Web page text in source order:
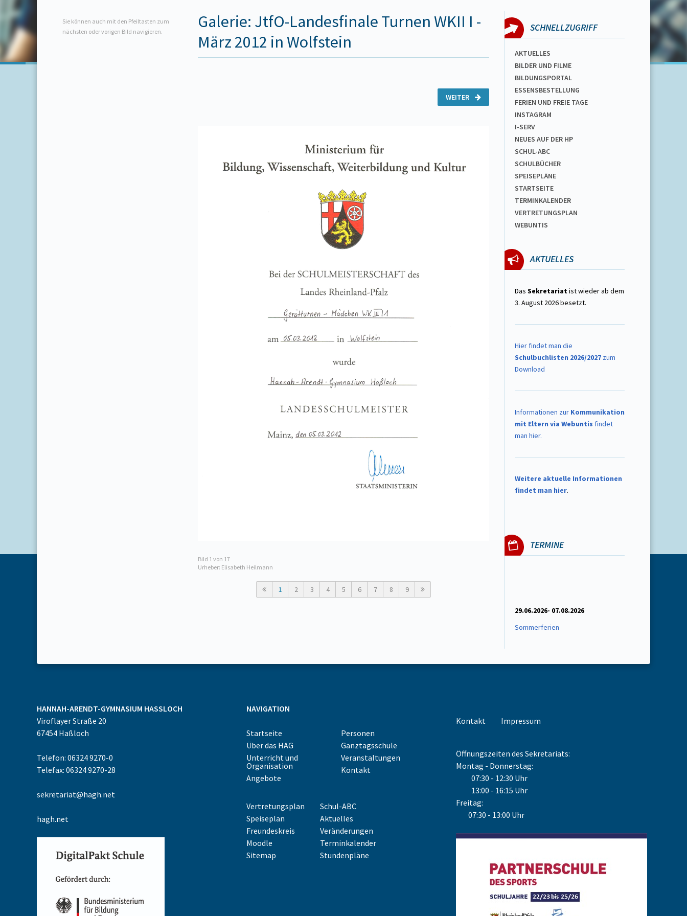
Sie können auch mit den Pfeiltasten zum
nächsten oder vorigen Bild navigieren.
Galerie: JtfO-Landesfinale Turnen WKII I -
März 2012 in Wolfstein
WEITER
Bild 1 von 17
Urheber: Elisabeth Heilmann
1 2 3 4 5 6 7 8 9
SCHNELLZUGRIFF
AKTUELLES
BILDER UND FILME
BILDUNGSPORTAL
ESSENSBESTELLUNG
FERIEN UND FREIE TAGE
INSTAGRAM
I-SERV
NEUES AUF DER HP
SCHUL-ABC
SCHULBÜCHER
SPEISEPLÄNE
STARTSEITE
TERMINKALENDER
VERTRETUNGSPLAN
WEBUNTIS
AKTUELLES
Das Sekretariatist wieder ab dem
3. August 2026 besetzt.
Hier findet man die
Schulbuchlisten 2026/2027 zum
Download
Informationen zur Kommunikation
mit Eltern via Webuntis findet
man hier.
Weitere aktuelle Informationen
findet man hier.
TERMINE
29.06.2026- 07.08.2026
Sommerferien
HANNAH-ARENDT-GYMNASIUM HASSLOCH
Viroflayer Straße 20
67454 Haßloch
Telefon: 06324 9270-0
Telefax: 06324 9270-28
sekretariat@hagh.net
hagh.net
NAVIGATION
Startseite
Über das HAG
Unterricht und
Organisation
Angebote
Personen
Ganztagsschule
Veranstaltungen
Kontakt
Vertretungsplan
Speiseplan
Freundeskreis
Moodle
Sitemap
Schul-ABC
Aktuelles
Veränderungen
Terminkalender
Stundenpläne
Kontakt Impressum
Öffnungszeiten des Sekretariats:
Montag - Donnerstag:
07:30 - 12:30 Uhr
13:00 - 16:15 Uhr
Freitag:
07:30 - 13:00 Uhr